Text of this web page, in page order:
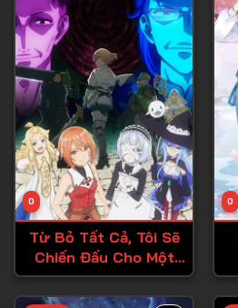
Tập 30
Tập 31
Tập 32
Tập 33
Tập 34
Tập 35
Tập 36
Tập 38
Tập 39
0
Từ Bỏ Tất Cả, Tôi Sẽ
Chiến Đấu Cho Một
Cuộc Sống Bình
Thường Với Tình Yêu
0